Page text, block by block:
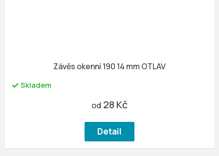
Závěs okenní 190 14 mm OTLAV
Skladem
od 28 Kč
Detail